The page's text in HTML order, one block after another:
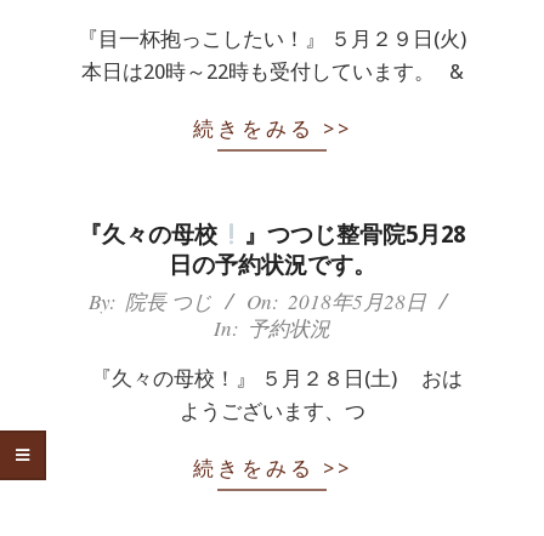
は
つ
『目一杯抱っこしたい！』 ５月２９日(火)
本日は20時～22時も受付しています。 &
続きをみる >>
『久々の母校
』つつじ整骨院5月28
日の予約状況です。
2018-
By: 院長 つじ On: 2018年5月28日
In: 予約状況
『久々の母校！』 ５月２８日(土) おは
ようございます、つ
続きをみる >>